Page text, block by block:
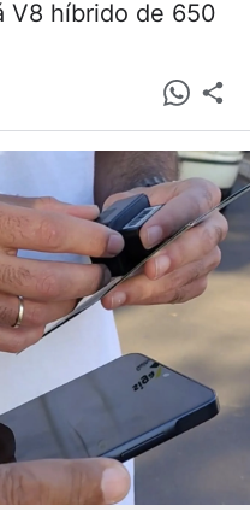
V8 híbrido de 650